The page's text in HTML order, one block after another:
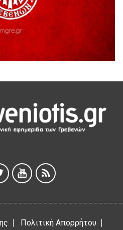
Συλλόγου Ταξιάρχη προς κ.
Α΄ κλάδου ύδρευσης
«Πολιτιστικού
ταινία «Μικρές
Πολιτική Απορρήτου